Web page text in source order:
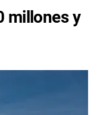
millones y